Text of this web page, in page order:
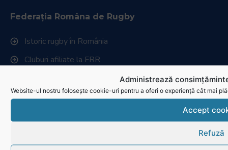
Administrează
Website-ul nostru folosește cookie-uri pentru a oferi o experiență cât mai
Accept
Refuză
Federația Româna de Rugby
Istoric rugby în România
Cluburi afiliate la FRR
Conducere, comisii și departamente